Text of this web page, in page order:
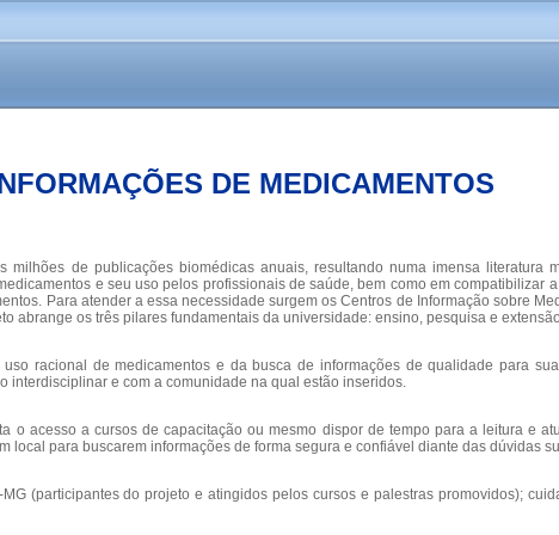
DE MEDICAMENTOS
de publicações biomédicas anuais, resultando numa imensa literatura
e seu uso pelos profissionais de saúde, bem como em compatibilizar
Para atender a essa necessidade surgem os Centros de Informação sobre
abrange os três pilares fundamentais da universidade: ensino, pesquisa e
racional de medicamentos e da busca de informações de qualidade para
interdisciplinar e com a comunidade na qual estão inseridos.
acesso a cursos de capacitação ou mesmo dispor de tempo para a leitura e
para buscarem informações de forma segura e confiável diante das dúvidas
(participantes do projeto e atingidos pelos cursos e palestras promovidos);